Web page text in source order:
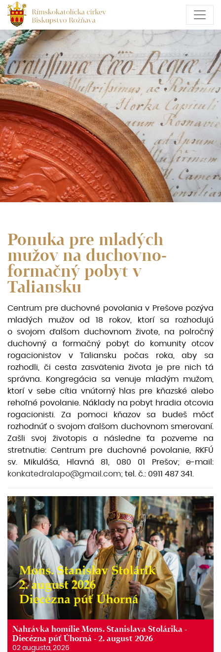
Ponuka pre mladých
mužov na duchovno-
formačný pobyt v
Taliansku
Centrum pre duchovné povolania v Prešove pozýva
mladých mužov od 18 rokov, ktorí sa rozhodujú
o svojom ďalšom duchovnom živote, na polročný
duchovný a formačný pobyt do komunity otcov
rogacionistov v Taliansku počas roka, aby sa
rozhodli, či cesta zasvätenia života je pre nich tá
správna. Kongregácia sa venuje mladým mužom,
ktorí v sebe cítia vnú­torný hlas pre kňazské alebo
rehoľné povolanie. Náklady na pobyt hradia otcovia
rogacionisti. Za pomoci kňazov sa budeš môcť
rozhodnúť o svojom ďalšom duchovnom smerovaní.
Zašli svoj životopis a následne ťa pozveme na
stretnutie: Centrum pre duchovné povolanie, RKFÚ
sv. Mikulá­ša, Hlavná 81, 080 01 Prešov; e-mail:
konkatedralapo@gmail.com; tel. č.: 0911 487 341.
Nahrávka homílie Mons. Stanislava Stolárika -
Diecézna púť Úhorná - 2. august 2026
02 augusta, 2026